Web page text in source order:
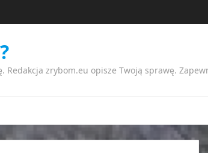
zrybom.eu opisze Twoją sprawę.